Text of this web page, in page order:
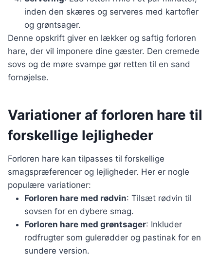
inden den skæres og serveres med kartofler
og grøntsager.
Denne opskrift giver en lækker og saftig forloren
hare, der vil imponere dine gæster. Den cremede
sovs og de møre svampe gør retten til en sand
fornøjelse.
Variationer af forloren hare til
forskellige lejligheder
Forloren hare kan tilpasses til forskellige
smagspræferencer og lejligheder. Her er nogle
populære variationer:
Forloren hare med rødvin: Tilsæt rødvin til
sovsen for en dybere smag.
Forloren hare med grøntsager: Inkluder
rodfrugter som gulerødder og pastinak for en
sundere version.